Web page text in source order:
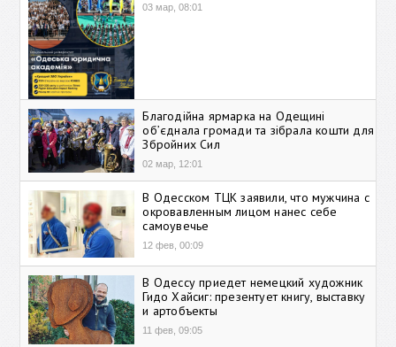
03 мар, 08:01
Благодійна ярмарка на Одещині
об’єднала громади та зібрала кошти для
Збройних Сил
02 мар, 12:01
В Одесском ТЦК заявили, что мужчина с
окровавленным лицом нанес себе
самоувечье
12 фев, 00:09
В Одессу приедет немецкий художник
Гидо Хайсиг: презентует книгу, выставку
и артобъекты
11 фев, 09:05